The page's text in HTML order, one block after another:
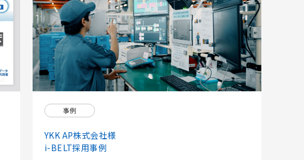
事例
YKK AP株式会社様
i-BELT採用事例